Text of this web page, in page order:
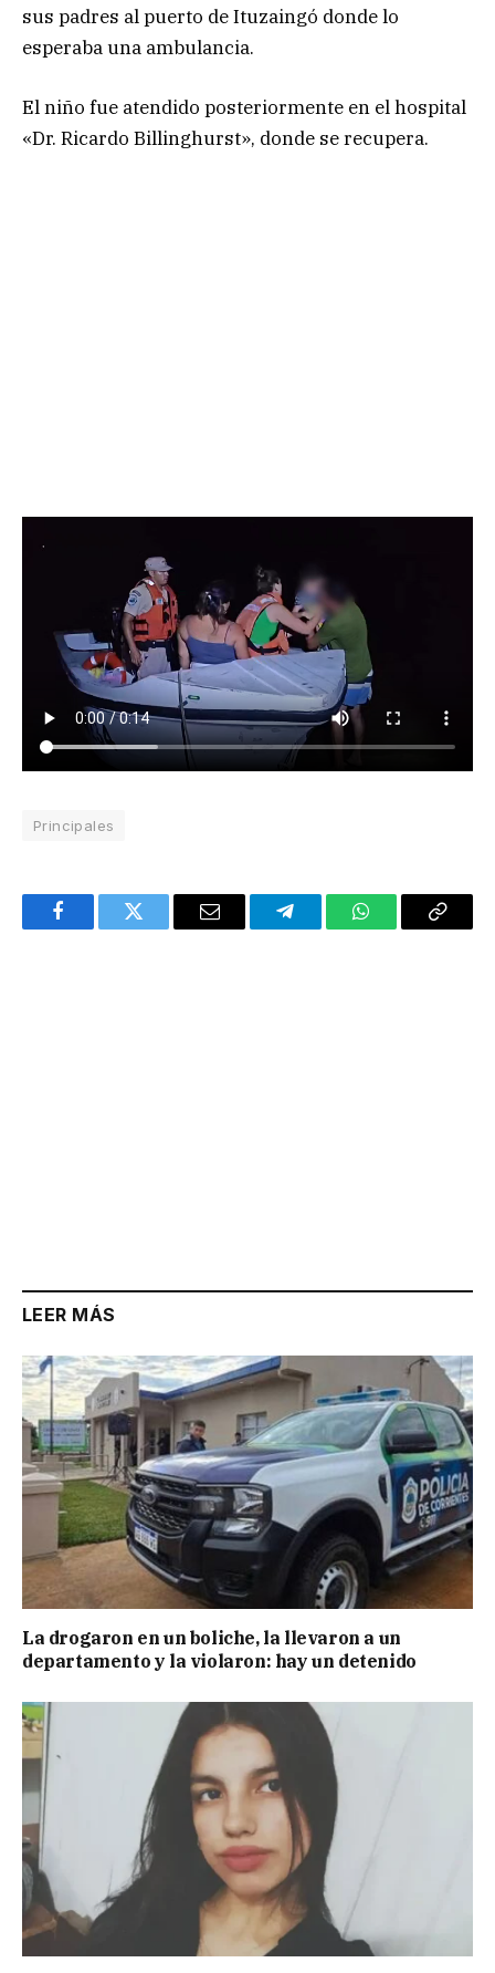
sus padres al puerto de Ituzaingó donde lo
esperaba una ambulancia.
El niño fue atendido posteriormente en el hospital
«Dr. Ricardo Billinghurst», donde se recupera.
Principales
FacebookTwitter Email TelegramWhatsAppCopy
LEER MÁS
La drogaron en un boliche, la llevaron a un
departamento y la violaron: hay un detenido